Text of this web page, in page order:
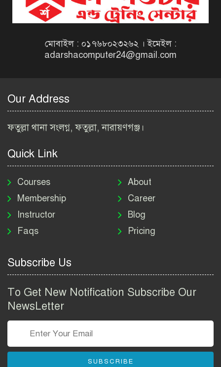
বেসরকারি সংস্থা সেতু (SETU)
Job Circular 2026
২০২৬ | BIWTA Job Circular
নিয়োগ বিজ্ঞপ্তি ২০২৬ | DNC
Job Circular 2026
পাসপোর্ট করতে কি কি লাগে
২০২৬ | ই-পাসপোর্ট আবেদন ও
Group Job Circular 2026
তথ্য অধিদপ্তর নিয়োগ বিজ্ঞপ্তি
মোবাইল : ০১৭৬৮০২৩২৬২ । ইমেইল :
adarshacomputer24@gmail.com
Our Address
ফতুল্লা থানা সংলগ্ন, ফতুল্লা, নারায়ণগঞ্জ।
Quick Link
Courses
Membership
Instructor
Faqs
About
Career
Blog
Pricing
Subscribe Us
To Get New Notification Subscribe Our
NewsLetter
SUBSCRIBE